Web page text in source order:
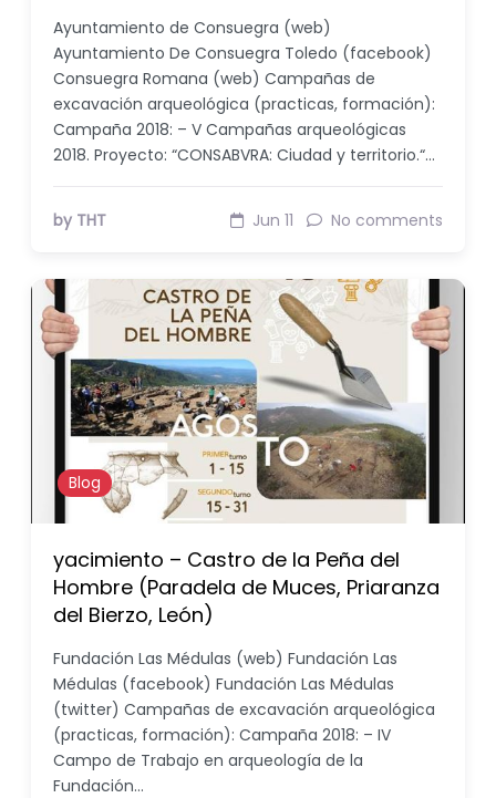
Ayuntamiento de Consuegra (web)
Ayuntamiento De Consuegra Toledo (facebook)
Consuegra Romana (web) Campañas de
excavación arqueológica (practicas, formación):
Campaña 2018: – V Campañas arqueológicas
2018. Proyecto: “CONSABVRA: Ciudad y territorio.“…
by THT Jun 11 No comments
Blog
yacimiento – Castro de la Peña del
Hombre (Paradela de Muces, Priaranza
del Bierzo, León)
Fundación Las Médulas (web) Fundación Las
Médulas (facebook) Fundación Las Médulas
(twitter) Campañas de excavación arqueológica
(practicas, formación): Campaña 2018: – IV
Campo de Trabajo en arqueología de la
Fundación…